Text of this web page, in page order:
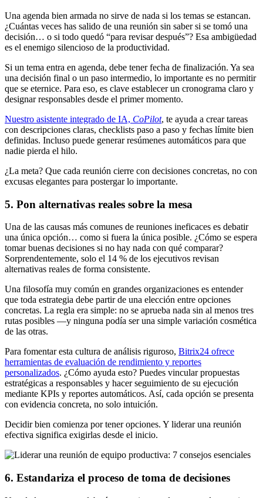
Una agenda bien armada no sirve de nada si los temas se estancan.
¿Cuántas veces has salido de una reunión sin saber si se tomó una
decisión… o si todo quedó “para revisar después”? Esa ambigüedad
es el enemigo silencioso de la productividad.
Si un tema entra en agenda, debe tener fecha de finalización. Ya sea
una decisión final o un paso intermedio, lo importante es no permitir
que se eternice. Para eso, es clave establecer un cronograma claro y
designar responsables desde el primer momento.
Nuestro asistente integrado de IA, CoPilot, te ayuda a crear tareas
con descripciones claras, checklists paso a paso y fechas límite bien
definidas. Incluso puede generar resúmenes automáticos para que
nadie pierda el hilo.
¿La meta? Que cada reunión cierre con decisiones concretas, no con
excusas elegantes para postergar lo importante.
5. Pon alternativas reales sobre la mesa
Una de las causas más comunes de reuniones ineficaces es debatir
una única opción… como si fuera la única posible. ¿Cómo se espera
tomar buenas decisiones si no hay nada con qué comparar?
Sorprendentemente, solo el 14 % de los ejecutivos revisan
alternativas reales de forma consistente.
Una filosofía muy común en grandes organizaciones es entender
que toda estrategia debe partir de una elección entre opciones
concretas. La regla era simple: no se aprueba nada sin al menos tres
rutas posibles —y ninguna podía ser una simple variación cosmética
de las otras.
Para fomentar esta cultura de análisis riguroso, Bitrix24 ofrece
herramientas de evaluación de rendimiento y reportes
personalizados. ¿Cómo ayuda esto? Puedes vincular propuestas
estratégicas a responsables y hacer seguimiento de su ejecución
mediante KPIs y reportes automáticos. Así, cada opción se presenta
con evidencia concreta, no solo intuición.
Decidir bien comienza por tener opciones. Y liderar una reunión
efectiva significa exigirlas desde el inicio.
6. Estandariza el proceso de toma de decisiones